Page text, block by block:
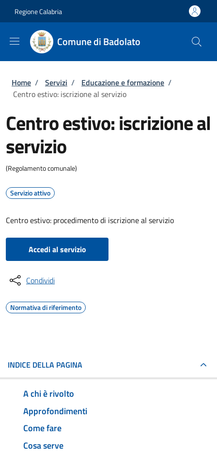
Regione Calabria
Comune di Badolato
Briciole di pane
Home / Servizi / Educazione e formazione /
Centro estivo: iscrizione al servizio
Centro estivo: iscrizione al
servizio
(Regolamento comunale)
Servizio attivo
Centro estivo: procedimento di iscrizione al servizio
Accedi al servizio
Condividi
Normativa di riferimento
INDICE DELLA PAGINA
A chi è rivolto
Approfondimenti
Come fare
Cosa serve